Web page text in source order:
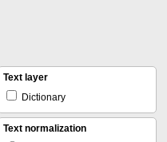
Text layer
Dictionary
Text normalization